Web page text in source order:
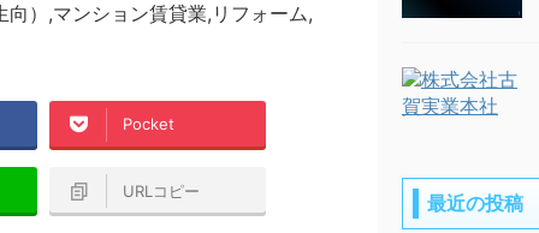
向）,マンション賃貸業,リフォーム,
Pocket
URLコピー
最近の投稿